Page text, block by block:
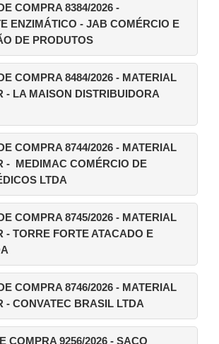
COMPRA 8384/2026 -
ENZIMÁTICO - JAB COMÉRCIO E
DE PRODUTOS
COMPRA 8484/2026 - MATERIAL
- LA MAISON DISTRIBUIDORA
COMPRA 8744/2026 - MATERIAL
- MEDIMAC COMÉRCIO DE
LTDA
COMPRA 8745/2026 - MATERIAL
- TORRE FORTE ATACADO E
COMPRA 8746/2026 - MATERIAL
- CONVATEC BRASIL LTDA
COMPRA 9256/2026 - SACO